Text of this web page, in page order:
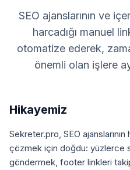
SEO ajanslarının ve
harcadığı manuel
otomatize ederek,
önemli olan işlere
Hikayemiz
Sekreter.pro, SEO
çözmek için doğdu: yüzlerce
göndermek, footer linkleri